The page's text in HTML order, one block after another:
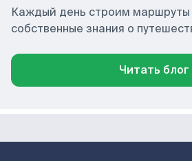
Каждый день строим маршруты
собственные знания о
Читать блог